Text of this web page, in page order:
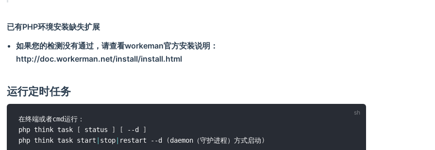
已有PHP环境安装缺失扩展
如果您的检测没有通过，请查看workeman官方安装说明：
http://doc.workerman.net/install/install.html
运行定时任务
在终端或者cmd运行：
php think task
[ status ] [ --d
]
php think task start
stop restart --d (daemon（守护进程）方式启动)